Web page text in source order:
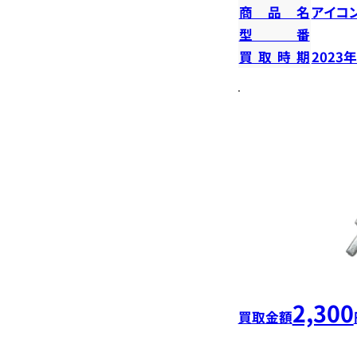
商品名アイコ
型番
買取時期2023
買取金額2,300